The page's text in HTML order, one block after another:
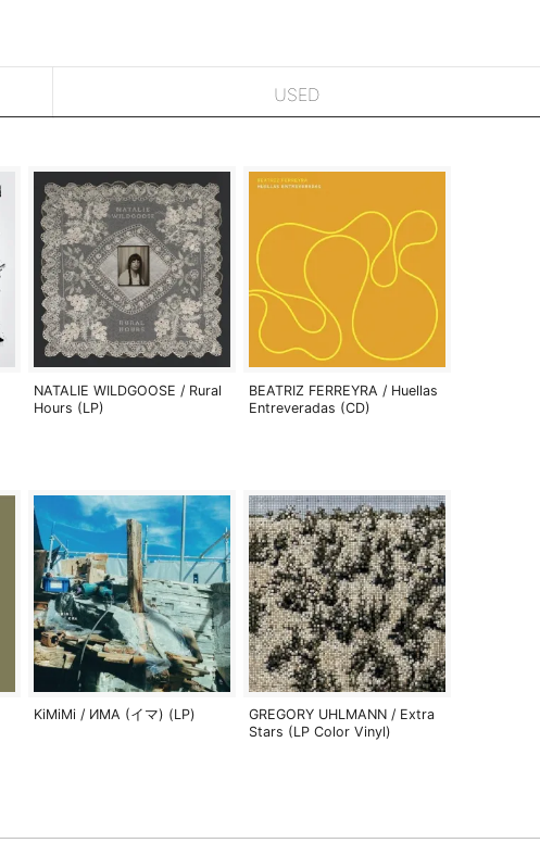
USED
NATALIE WILDGOOSE / Rural
Hours (LP)
BEATRIZ FERREYRA / Huellas
Entreveradas (CD)
KiMiMi / ИМА (イマ) (LP)
GREGORY UHLMANN / Extra
Stars (LP Color Vinyl)